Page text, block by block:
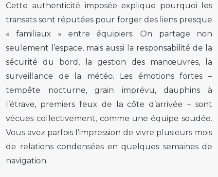
Cette authenticité imposée explique pourquoi les
transats sont réputées pour forger des liens presque
« familiaux » entre équipiers. On partage non
seulement l’espace, mais aussi la responsabilité de la
sécurité du bord, la gestion des manœuvres, la
surveillance de la météo. Les émotions fortes –
tempête nocturne, grain imprévu, dauphins à
l’étrave, premiers feux de la côte d’arrivée – sont
vécues collectivement, comme une équipe soudée.
Vous avez parfois l’impression de vivre plusieurs mois
de relations condensées en quelques semaines de
navigation.